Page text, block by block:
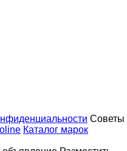
Советы
Каталог марок